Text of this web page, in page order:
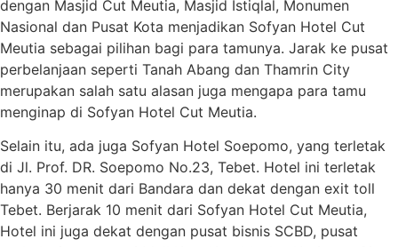
dengan Masjid Cut Meutia, Masjid Istiqlal, Monumen
Nasional dan Pusat Kota menjadikan Sofyan Hotel Cut
Meutia sebagai pilihan bagi para tamunya. Jarak ke pusat
perbelanjaan seperti Tanah Abang dan Thamrin City
merupakan salah satu alasan juga mengapa para tamu
menginap di Sofyan Hotel Cut Meutia.
Selain itu, ada juga Sofyan Hotel Soepomo, yang terletak
di Jl. Prof. DR. Soepomo No.23, Tebet. Hotel ini terletak
hanya 30 menit dari Bandara dan dekat dengan exit toll
Tebet. Berjarak 10 menit dari Sofyan Hotel Cut Meutia,
Hotel ini juga dekat dengan pusat bisnis SCBD, pusat